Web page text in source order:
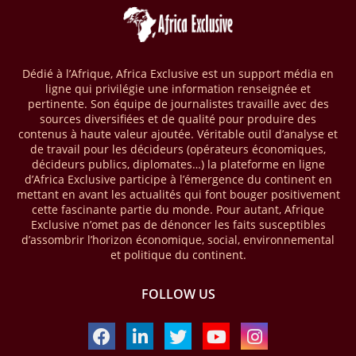
par les comptes de mobile money en Afrique au cours de l'année
2025, en hausse d'environ 27 % par rapport à 2024. Le rapport intitulé
« The State of the Industry Report on Mobile Money 2026 » précise
mobile money réalisées à l’échelle mondiale, qui s’est établie à 2091
milliards USD (+23 % par rapport à 2024). L’Afrique a également
enregistré environ 74 % du nombre de transactions de Mobile money
répertoriées l’an passé dans le monde, avec environ 92 milliards de
transactions (+16 % par rapport à 2024) sur un total de 125 milliards
dans le monde.
28/03/26 AFRIQUE - ECONOMIE CREATIVE
Une rapport publié dernièrement par le Boston Consulting Group, et
intitulé « Africa Unleashed: Empowering Women in Creative Industries
», dresse un état des lieux saisissant de l'économie créative africaine
à la fois dynamique et structurellement négligé. Ce secteur,
les contenus numériques, représente aujourd'hui environ 59 milliards
représente moins de 3 % d'un marché mondial évalué à près de 2000
milliards USD. L'écart est vertigineux, mais il constitue aussi, selon le
Dédié à l’Afrique, Africa Exclusive est un support média en
ligne qui privilégie une information renseignée et
pertinente. Son équipe de journalistes travaille avec des
sources diversifiées et de qualité pour produire des
contenus à haute valeur ajoutée. Véritable outil d’analyse et
de travail pour les décideurs (opérateurs économiques,
décideurs publics, diplomates…) la plateforme en ligne
d’Africa Exclusive participe à l’émergence du continent en
mettant en avant les actualités qui font bouger positivement
cette fascinante partie du monde. Pour autant, Afrique
Exclusive n’omet pas de dénoncer les faits susceptibles
d’assombrir l’horizon économique, social, environnemental
et politique du continent.
FOLLOW US